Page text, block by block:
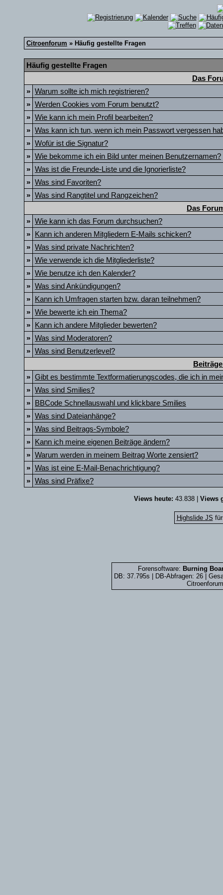
Citroenforum » Häufig gestellte Fragen
Häufig gestellte Fragen
Das
» Warum sollte ich mich registrieren?
» Werden Cookies vom Forum benutzt?
» Wie kann ich mein Profil bearbeiten?
» Was kann ich tun, wenn ich mein Passwort vergessen
» Wofür ist die Signatur?
» Wie bekomme ich ein Bild unter meinen Benutzernamen?
» Was ist die Freunde-Liste und die Ignorierliste?
» Was sind Favoriten?
» Was sind Rangtitel und Rangzeichen?
Das
» Wie kann ich das Forum durchsuchen?
» Kann ich anderen Mitgliedern E-Mails schicken?
» Was sind private Nachrichten?
» Wie verwende ich die Mitgliederliste?
» Wie benutze ich den Kalender?
» Was sind Ankündigungen?
» Kann ich Umfragen starten bzw. daran teilnehmen?
» Wie bewerte ich ein Thema?
» Kann ich andere Mitglieder bewerten?
» Was sind Moderatoren?
» Was sind Benutzerlevel?
» Gibt es bestimmte Textformatierungscodes, die ich in
» Was sind Smilies?
» BBCode Schnellauswahl und klickbare Smilies
» Was sind Dateianhänge?
» Was sind Beitrags-Symbole?
» Kann ich meine eigenen Beiträge ändern?
» Warum werden in meinem Beitrag Worte zensiert?
» Was ist eine E-Mail-Benachrichtigung?
» Was sind Präfixe?
Views heute: 43.838 | Views
Highslide JS
Forensoftware: Burning
DB: 37.795s | DB-Abfragen: 26 |